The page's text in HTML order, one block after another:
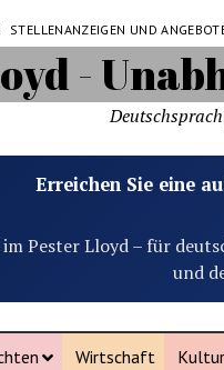
STELLENANZEIGEN UND
Erreichen Sie eine
im Pester Lloyd – für
und
Wirtschaft Kultur